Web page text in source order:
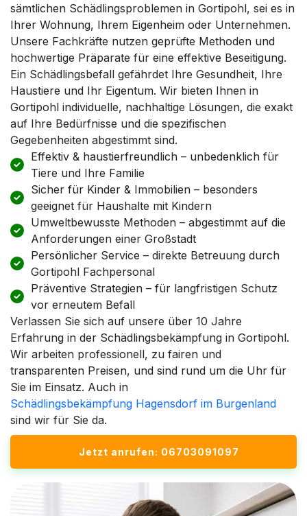
sämtlichen Schädlingsproblemen in Gortipohl, sei es in
Ihrer Wohnung, Ihrem Eigenheim oder Unternehmen.
Unsere Fachkräfte nutzen geprüfte Methoden und
hochwertige Präparate für eine effektive Beseitigung.
Ein Schädlingsbefall gefährdet Ihre Gesundheit, Ihre
Haustiere und Ihr Eigentum. Wir bieten Ihnen in
Gortipohl individuelle, nachhaltige Lösungen, die exakt
auf Ihre Bedürfnisse und die spezifischen
Gegebenheiten abgestimmt sind.
Effektiv & haustierfreundlich – unbedenklich für
Tiere und Ihre Familie
Sicher für Kinder & Immobilien – besonders
geeignet für Haushalte mit Kindern
Umweltbewusste Methoden – abgestimmt auf die
Anforderungen einer Großstadt
Persönlicher Service – direkte Betreuung durch
Gortipohl Fachpersonal
Präventive Strategien – für langfristigen Schutz
vor erneutem Befall
Verlassen Sie sich auf unsere über 10 Jahre
Erfahrung in der Schädlingsbekämpfung in Gortipohl.
Wir arbeiten professionell, zu fairen und
transparenten Preisen, und sind rund um die Uhr für
Sie im Einsatz. Auch in
Schädlingsbekämpfung Hagensdorf im Burgenland
sind wir für Sie da.
Jetzt anrufen: 06703091097